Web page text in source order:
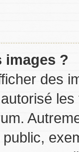
images ?
des